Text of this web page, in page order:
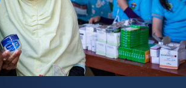
5.0
dari
5
dari
1
5
1